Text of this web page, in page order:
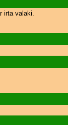
irta valaki.